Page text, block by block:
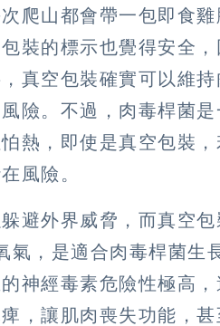
爬山都會帶一包即食
裝的標示也覺得安全，
真空包裝確實可以維
險。不過，肉毒桿菌
熱，即使是真空包裝
風險。
避外界威脅，而真空
氣，是適合肉毒桿菌生
神經毒素危險性極高
，讓肌肉喪失功能，